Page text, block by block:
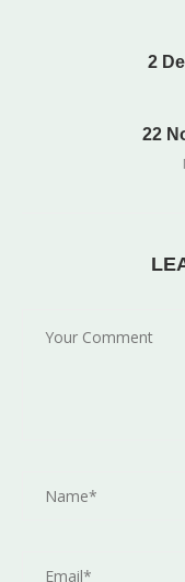
2
22